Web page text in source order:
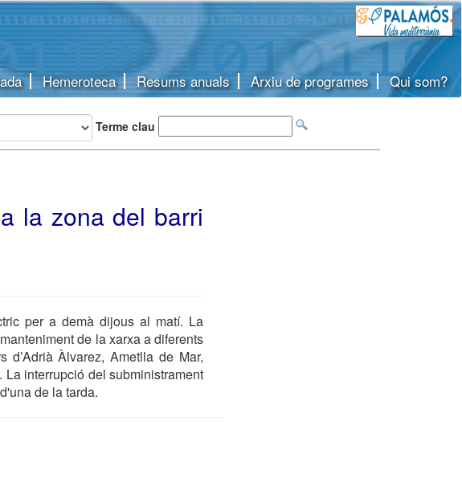
Hemeroteca Resums anuals Arxiu de programes Qui som?
Terme clau
la zona del barri
per a demà dijous al matí. La
de la xarxa a diferents
Àlvarez, Ametlla de Mar,
interrupció del subministrament
de la tarda.